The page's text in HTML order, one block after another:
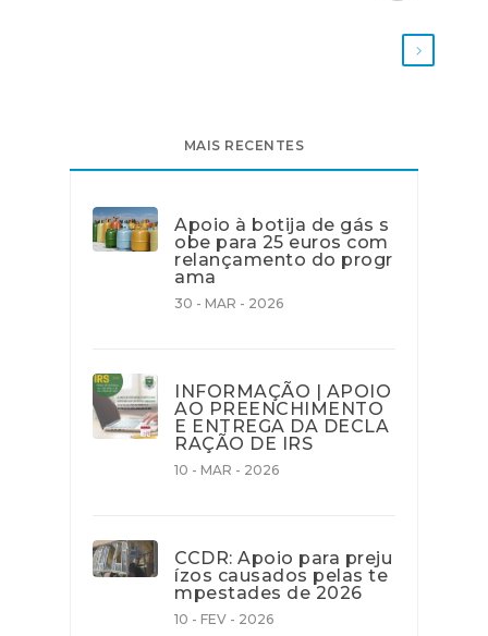
MAIS RECENTES
Apoio à botija de gás s
obe para 25 euros com
relançamento do progr
ama
30 - MAR - 2026
INFORMAÇÃO | APOIO
AO PREENCHIMENTO
E ENTREGA DA DECLA
RAÇÃO DE IRS
10 - MAR - 2026
CCDR: Apoio para preju
ízos causados pelas te
mpestades de 2026
10 - FEV - 2026